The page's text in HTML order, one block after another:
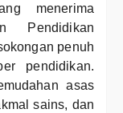
menerima
Pendidikan
penuh
pendidikan.
asas
sains, dan